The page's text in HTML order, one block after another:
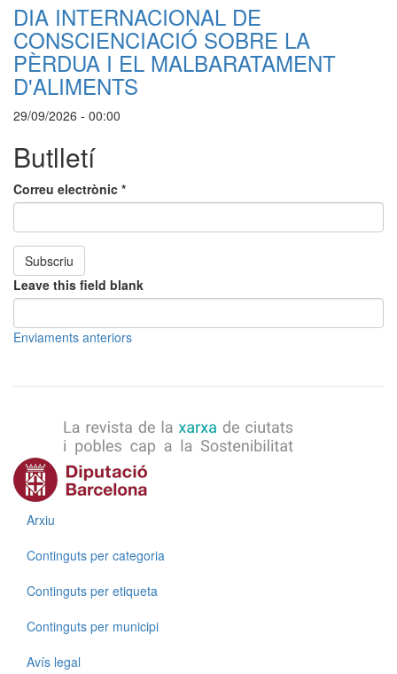
DIA INTERNACIONAL DE
CONSCIENCIACIÓ SOBRE LA
PÈRDUA I EL MALBARATAMENT
D'ALIMENTS
29/09/2026 - 00:00
Butlletí
Correu electrònic *
Subscriu
Leave this field blank
Enviaments anteriors
Menú
Arxiu
Continguts per categoria
Continguts per etiqueta
Continguts per municipi
Menú
Avís legal